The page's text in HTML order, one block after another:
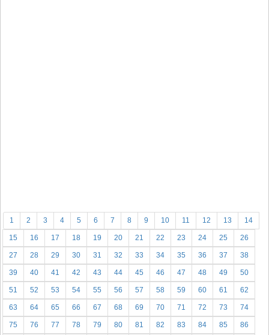
1 2 3 4 5 6 7 8 9 10 11 12 13 14
15 16 17 18 19 20 21 22 23 24 25 26
27 28 29 30 31 32 33 34 35 36 37 38
39 40 41 42 43 44 45 46 47 48 49 50
51 52 53 54 55 56 57 58 59 60 61 62
63 64 65 66 67 68 69 70 71 72 73 74
75 76 77 78 79 80 81 82 83 84 85 86